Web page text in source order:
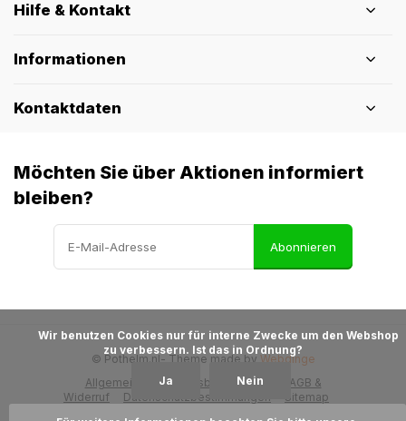
Hilfe & Kontakt
Informationen
Kontaktdaten
Möchten Sie über Aktionen informiert
bleiben?
Abonnieren
Allgemeine Geschäftsbedingungen
AGB &
Widerruf
Datenschutzbestimmungen Sitemap
© Pothelm.nl- Theme made by Webdinge
zu verbessern. Ist das in Ordnung?
Ja Nein